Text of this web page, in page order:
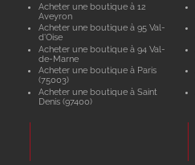
Acheter une boutique à 12
Aveyron
Acheter une boutique à 95 Val-
d'Oise
Acheter une boutique à 94 Val-
de-Marne
Acheter une boutique à Paris
(75003)
Acheter une boutique à Saint
Denis (97400)